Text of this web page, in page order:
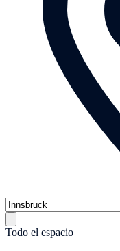
Todo el espacio